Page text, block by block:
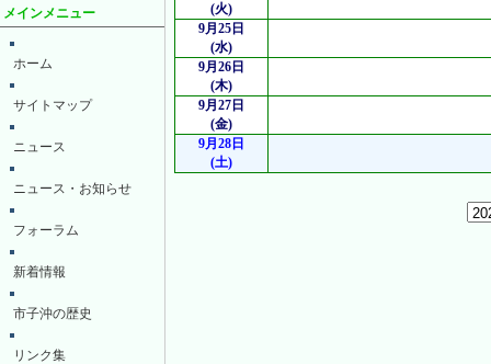
メインメニュー
ホーム
サイトマップ
ニュース
ニュース・お知らせ
フォーラム
新着情報
市子沖の歴史
リンク集
(火)
9月25日
(水)
9月26日
(木)
9月27日
(金)
9月28日
(土)